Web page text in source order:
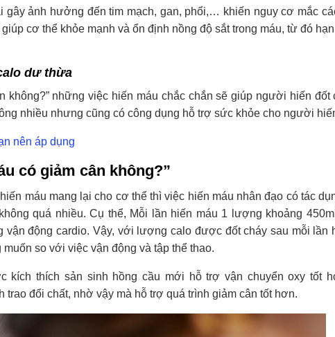
gây ảnh hưởng đến tim mạch, gan, phổi,… khiến nguy cơ mắc
cơ thể khỏe mạnh và ổn định nồng độ sắt trong máu, từ đó
dư thừa
không?” những việc hiến máu chắc chắn sẽ giúp người hiến
nhiều nhưng cũng có công dụng hỗ trợ sức khỏe cho người
nên áp dụng
có giảm cân không?”
máu mang lại cho cơ thể thì việc hiến máu nhân đạo có tác
quá nhiều. Cụ thể, Mỗi lần hiến máu 1 lượng khoảng
động cardio. Vậy, với lượng calo được đốt cháy sau mỗi lần
so với việc vận động và tập thể thao.
kích thích sản sinh hồng cầu mới hỗ trợ vận chuyển oxy tốt
đổi chất, nhờ vậy mà hỗ trợ quá trình giảm cân tốt hơn.